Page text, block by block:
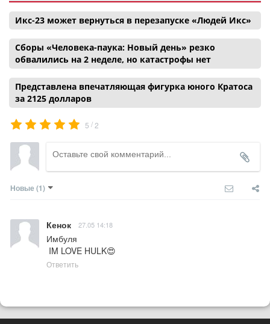
Икс-23 может вернуться в перезапуске «Людей Икс»
Сборы «Человека-паука: Новый день» резко
обвалились на 2 неделе, но катастрофы нет
Представлена впечатляющая фигурка юного Кратоса
за 2125 долларов
5 /2
Новые (1)
Кенок 27.05 14:18
Имбуля
IM LOVE HULK😍
Ответить